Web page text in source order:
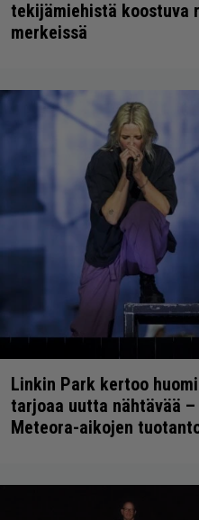
tekijämiehistä koostuva
merkeissä
Linkin Park kertoo
tarjoaa uutta nähtävää
Meteora-aikojen